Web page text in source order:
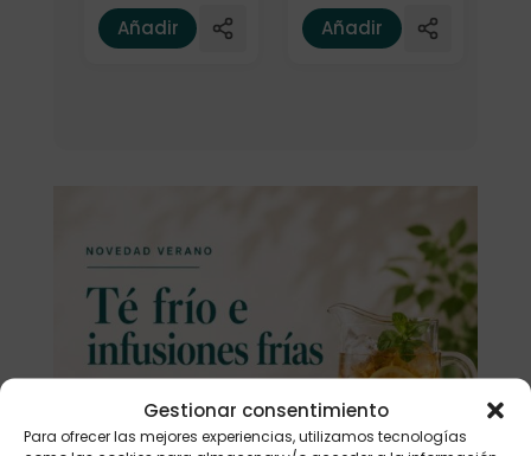
Gestionar consentimiento
Para ofrecer las mejores experiencias, utilizamos tecnologías
Añadir Añadir